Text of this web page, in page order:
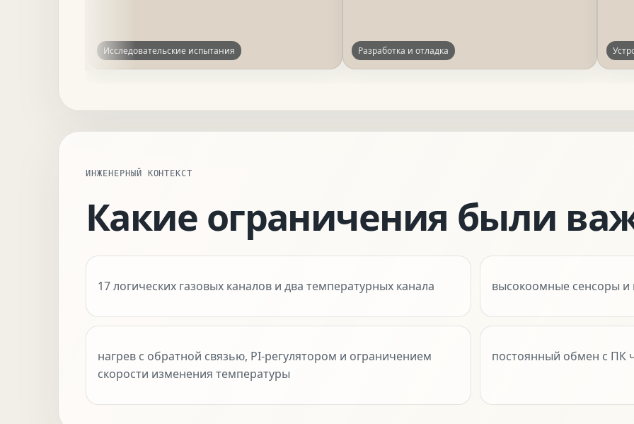
Исследовательские испытания Разработка и отладка
ИНЖЕНЕРНЫЙ КОНТЕКСТ
Какие ограничения были
17 логических газовых каналов и два температурных канала высокоомные сенсоры и
нагрев с обратной связью, PI-регулятором и ограничением
скорости изменения температуры
постоянный обмен с ПК